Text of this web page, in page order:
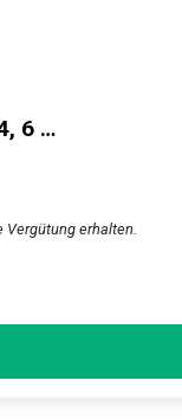
6 …
Vergütung erhalten.